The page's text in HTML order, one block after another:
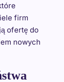
firm
ofertę do
nowych